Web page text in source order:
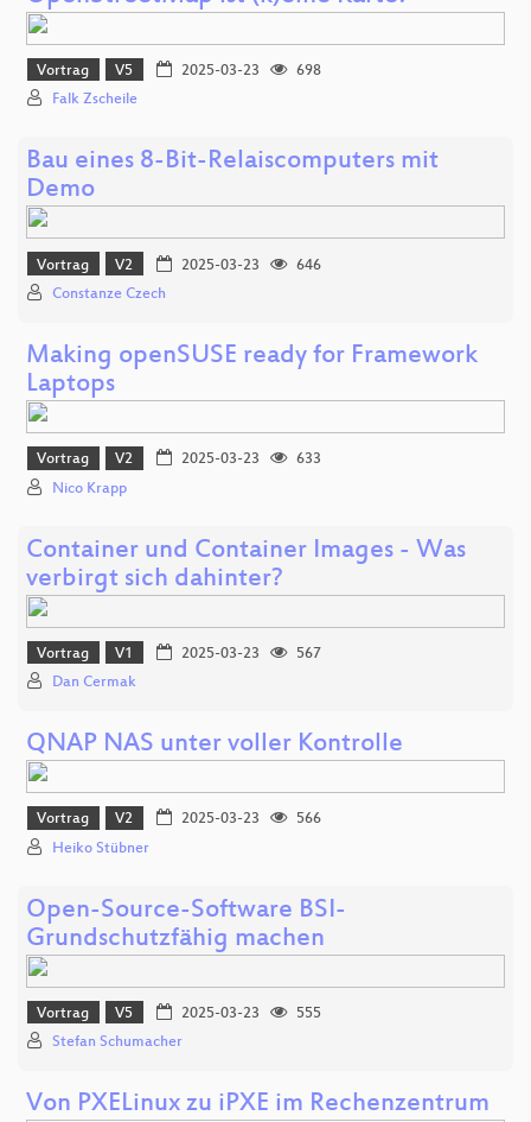
Vortrag V5 2025-03-23
698
Falk Zscheile
Bau eines 8-Bit-Relaiscomputers mit
Demo
Vortrag V2 2025-03-23
646
Constanze Czech
Making openSUSE ready for Framework
Laptops
Vortrag V2 2025-03-23
633
Nico Krapp
Container und Container Images - Was
verbirgt sich dahinter?
Vortrag V1 2025-03-23
567
Dan Cermak
QNAP NAS unter voller Kontrolle
Vortrag V2 2025-03-23
566
Heiko Stübner
Open-Source-Software BSI-
Grundschutzfähig machen
Vortrag V5 2025-03-23
555
Stefan Schumacher
Von PXELinux zu iPXE im Rechenzentrum